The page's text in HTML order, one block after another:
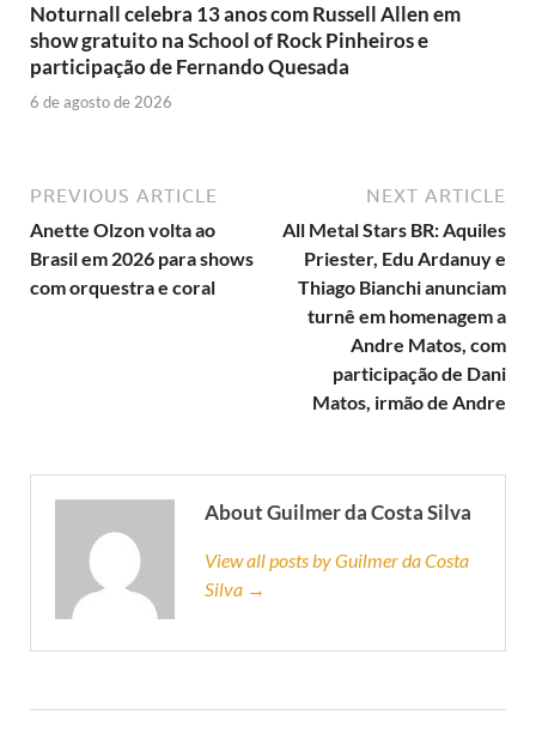
Noturnall celebra 13 anos com Russell Allen em
show gratuito na School of Rock Pinheiros e
participação de Fernando Quesada
6 de agosto de 2026
PREVIOUS ARTICLE
Anette Olzon volta ao
Brasil em 2026 para shows
com orquestra e coral
NEXT ARTICLE
All Metal Stars BR: Aquiles
Priester, Edu Ardanuy e
Thiago Bianchi anunciam
turnê em homenagem a
Andre Matos, com
participação de Dani
Matos, irmão de Andre
About Guilmer da Costa Silva
View all posts by Guilmer da Costa
Silva →